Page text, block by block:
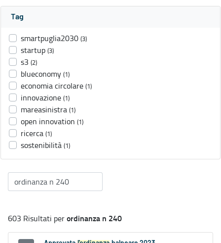
Tag
smartpuglia2030 (3)
startup (3)
s3 (2)
blueconomy (1)
economia circolare (1)
innovazione (1)
mareasinistra (1)
open innovation (1)
ricerca (1)
sostenibilità (1)
603 Risultati perordinanza n 240